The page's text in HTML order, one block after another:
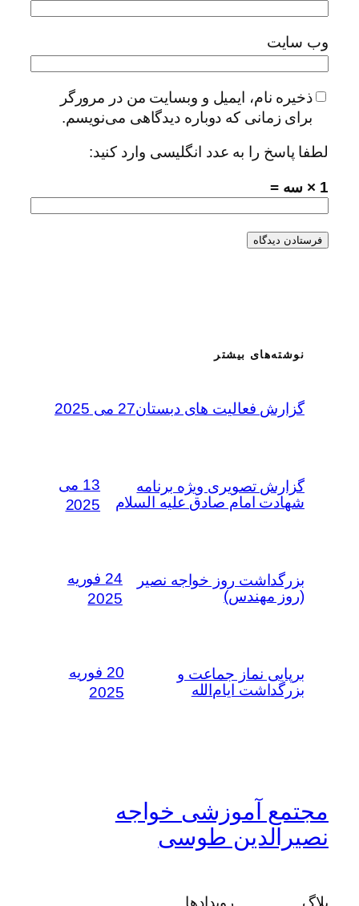
وب‌ سایت
ذخیره نام، ایمیل و وبسایت من در مرورگر
برای زمانی که دوباره دیدگاهی می‌نویسم.
لطفا پاسخ را به عدد انگلیسی وارد کنید:
1 × سه =
نوشته‌های بیشتر
گزارش فعالیت های دبستان27 می 2025
گزارش تصویری ویژه برنامه
شهادت امام صادق علیه السلام
13 می
2025
بزرگداشت روز خواجه نصیر
(روز مهندس)
24 فوریه
2025
برپایی نماز جماعت و
بزرگداشت ایام‌الله
20 فوریه
2025
مجتمع آموزشی خواجه
نصیرالدین طوسی